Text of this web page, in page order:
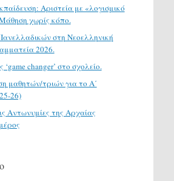
Αριστεία με «λογισμικό
χωρίς κόπο.
στη Νεοελληνική
2026.
changer’ στο σχολείο.
μαθητών/τριών για το Α΄
26)
Αντωνυμίες της Αρχαίας